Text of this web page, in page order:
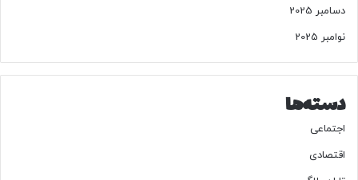
ی
ر
ی
ر
ا
ی
ز
دسامبر 2025
نوامبر 2025
دسته‌ها
اجتماعی
اقتصادی